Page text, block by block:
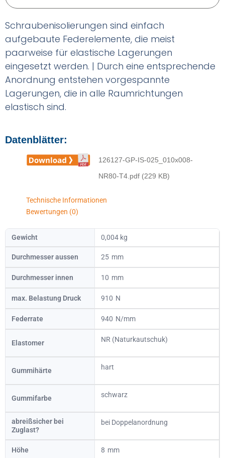
Schraubenisolierungen sind einfach
aufgebaute Federelemente, die meist
paarweise für elastische Lagerungen
eingesetzt werden. | Durch eine entsprechende
Anordnung entstehen vorgespannte
Lagerungen, die in alle Raumrichtungen
elastisch sind.
Datenblätter:
126127-GP-IS-025_010x008-
NR80-T4.pdf (229 KB)
Technische Informationen
Bewertungen (0)
Gewicht 0,004 kg
Durchmesser aussen 25
Durchmesser innen 10
max. Belastung Druck 910
Federrate 940
Elastomer NR (Naturkautschuk)
Gummihärte hart
Gummifarbe schwarz
abreißsicher bei
Zuglast?
bei Doppelanordnung
Höhe 8